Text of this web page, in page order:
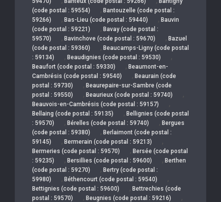
(code postal : 59554)
, Bantouzelle (code postal :
59266)
, Bas-Lieu (code postal : 59440) , Bauvin
(code postal : 59221)
, Bavay (code postal :
59570)
, Bavinchove (code postal : 59670) , Bazuel
(code postal : 59360)
, Beaucamps-Ligny (code postal
: 59134)
, Beaudignies (code postal : 59530) ,
Beaufort (code postal : 59330) , Beaumont-en-
Cambrésis (code postal : 59540)
, Beaurain (code
postal : 59730)
, Beaurepaire-sur-Sambre (code
postal : 59550)
, Beaurieux (code postal : 59740) ,
Beauvois-en-Cambrésis (code postal : 59157) ,
Bellaing (code postal : 59135) , Bellignies (code postal
: 59570)
, Bérelles (code postal : 59740) , Bergues
(code postal : 59380)
, Berlaimont (code postal :
59145)
, Bermerain (code postal : 59213) ,
Bermeries (code postal : 59570) , Bersée (code postal
: 59235)
, Bersillies (code postal : 59600) , Berthen
(code postal : 59270)
, Bertry (code postal :
59980)
, Béthencourt (code postal : 59540) ,
Bettignies (code postal : 59600) , Bettrechies (code
postal : 59570)
, Beugnies (code postal : 59216) ,